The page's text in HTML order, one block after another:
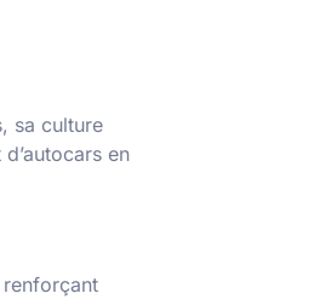
sa culture
en
renforçant